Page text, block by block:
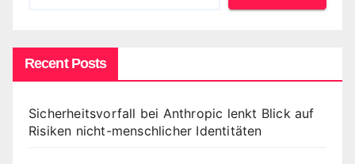
Recent Posts
Sicherheitsvorfall bei Anthropic lenkt Blick auf
Risiken nicht-menschlicher Identitäten